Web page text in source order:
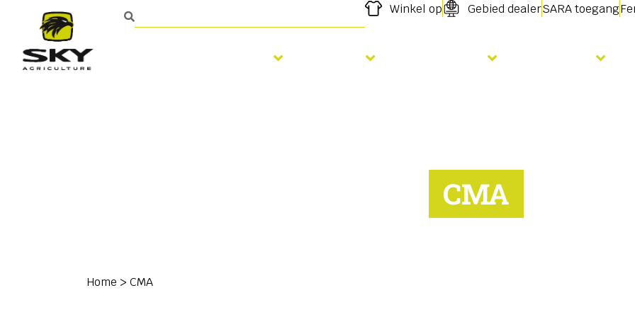
Winkel op Gebied dealerSARA toegang
CMA
Home > CMA